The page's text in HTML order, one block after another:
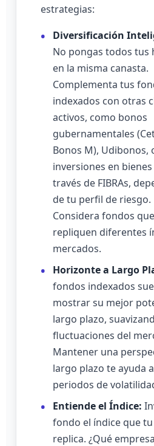
estrategias:
Diversificación
No pongas todos tus
en la misma canasta.
Complementa tus
indexados con otras
activos, como bonos
gubernamentales
Bonos M), Udibonos,
inversiones en
través de FIBRAs,
de tu perfil de riesgo.
Considera fondos que
repliquen diferentes
mercados.
Horizonte a Largo
fondos indexados
mostrar su mejor
largo plazo,
fluctuaciones del
Mantener una
largo plazo te ayuda
periodos de
Entiende el Índice:
fondo el índice que
replica. ¿Qué